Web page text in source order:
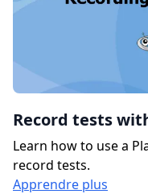
Record tests
Learn how to use a
record tests.
Apprendre plus